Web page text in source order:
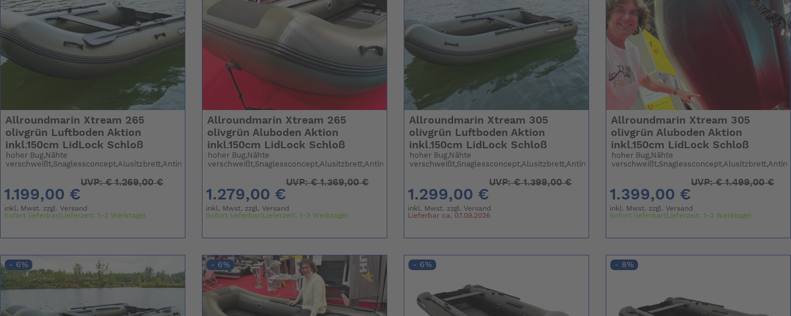
Allroundmarin Xtream 265
olivgrün Luftboden Aktion
inkl.150cm LidLock Schloß
hoher Bug,Nähte
verschweißt,Snaglessconcept,Alusitzbrett,Antirutsch
1.199,00 €
UVP:€1.269,00 €
inkl. Mwst. zzgl.Versand
Sofort lieferbar(Lieferzeit: 1-3 Werktage)
Allroundmarin Xtream 265
olivgrün Aluboden Aktion
inkl.150cm LidLock Schloß
hoher Bug,Nähte
verschweißt,Snaglessconcept,Alusitzbrett,Antirutsch
1.279,00 €
UVP:€1.369,00 €
inkl. Mwst. zzgl.Versand
Sofort lieferbar(Lieferzeit: 1-3 Werktage)
Allroundmarin Xtream 305
olivgrün Luftboden Aktion
inkl.150cm LidLock Schloß
hoher Bug,Nähte
verschweißt,Snaglessconcept,Alusitzbrett,Antirutsch
1.299,00 €
UVP:€1.399,00 €
inkl. Mwst. zzgl.Versand
Lieferbar ca. 07.09.2026
Allroundmarin Xtream 305
olivgrün Aluboden Aktion
inkl.150cm LidLock Schloß
hoher Bug,Nähte
1.399,00 €
UVP:€1.499,00 €
inkl. Mwst. zzgl.Versand
Sofort lieferbar(Lieferzeit: 1-3 Werktage)
- 6% - 6% - 6% - 8%